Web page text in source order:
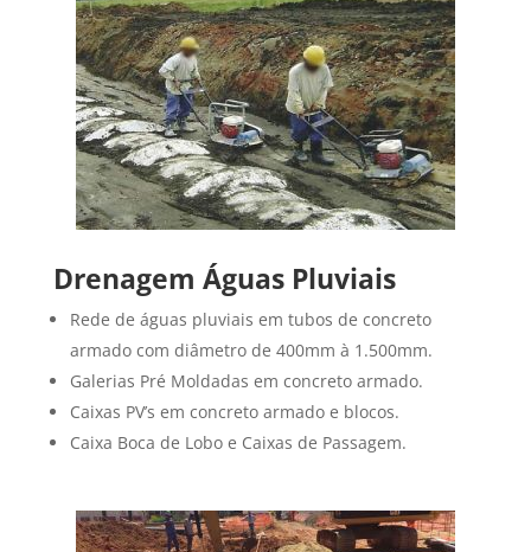
Drenagem Águas Pluviais
Rede de águas pluviais em tubos de concreto
armado com diâmetro de 400mm à 1.500mm.
Galerias Pré Moldadas em concreto armado.
Caixas PV’s em concreto armado e blocos.
Caixa Boca de Lobo e Caixas de Passagem.